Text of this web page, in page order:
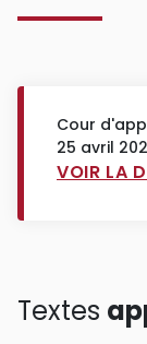
Cour
25 avril
VOIR LA
Textes